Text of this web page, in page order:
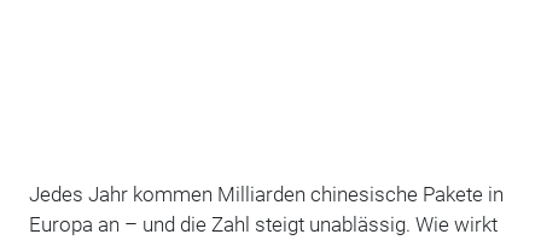
Jedes Jahr kommen Milliarden chinesische Pakete in
Europa an – und die Zahl steigt unablässig. Wie wirkt